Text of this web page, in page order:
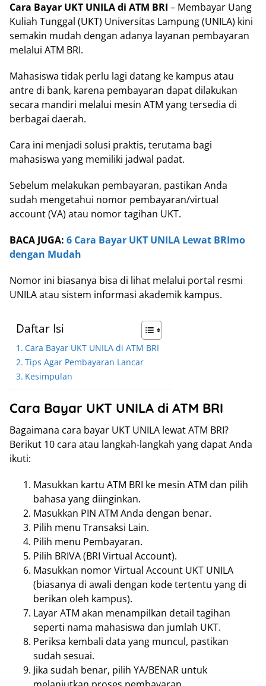
Cara Bayar UKT UNILA di ATM BRI – Membayar Uang
Kuliah Tunggal (UKT) Universitas Lampung (UNILA) kini
semakin mudah dengan adanya layanan pembayaran
melalui ATM BRI.
Mahasiswa tidak perlu lagi datang ke kampus atau
antre di bank, karena pembayaran dapat dilakukan
secara mandiri melalui mesin ATM yang tersedia di
berbagai daerah.
Cara ini menjadi solusi praktis, terutama bagi
mahasiswa yang memiliki jadwal padat.
Sebelum melakukan pembayaran, pastikan Anda
sudah mengetahui nomor pembayaran/virtual
account (VA) atau nomor tagihan UKT.
BACA JUGA: 6 Cara Bayar UKT UNILA Lewat BRImo
dengan Mudah
Nomor ini biasanya bisa di lihat melalui portal resmi
UNILA atau sistem informasi akademik kampus.
Daftar Isi
Cara Bayar UKT UNILA di ATM BRI
Tips Agar Pembayaran Lancar
Kesimpulan
Cara Bayar UKT UNILA di ATM BRI
Bagaimana cara bayar UKT UNILA lewat ATM BRI?
Berikut 10 cara atau langkah-langkah yang dapat Anda
ikuti:
Masukkan kartu ATM BRI ke mesin ATM dan pilih
bahasa yang diinginkan.
Masukkan PIN ATM Anda dengan benar.
Pilih menu Transaksi Lain.
Pilih menu Pembayaran.
Pilih BRIVA (BRI Virtual Account).
Masukkan nomor Virtual Account UKT UNILA
(biasanya di awali dengan kode tertentu yang di
berikan oleh kampus).
Layar ATM akan menampilkan detail tagihan
seperti nama mahasiswa dan jumlah UKT.
Periksa kembali data yang muncul, pastikan
sudah sesuai.
Jika sudah benar, pilih YA/BENAR untuk